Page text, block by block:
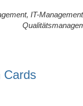
, IT-Management
Cards